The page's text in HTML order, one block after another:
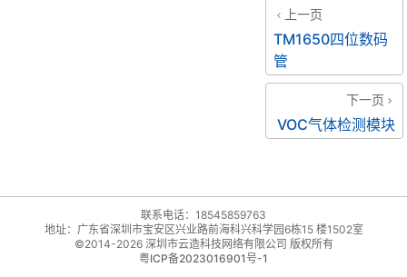
上一页
TM1650四位数码
管
下一页
VOC气体检测模块
联系电话：18545859763
地址：广东省深圳市宝安区兴业路前海科兴科学园6栋15 楼1502室
©2014-2026 深圳市云造科技网络有限公司 版权所有
粤ICP备2023016901号-1